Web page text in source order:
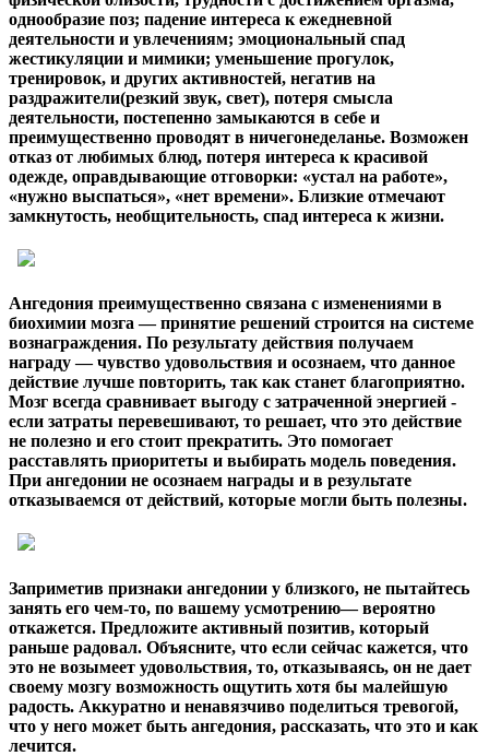
однообразие поз; падение интереса к ежедневной
деятельности и увлечениям; эмоциональный спад
жестикуляции и мимики; уменьшение прогулок,
тренировок, и других активностей, негатив на
раздражители(резкий звук, свет), потеря смысла
деятельности, постепенно замыкаются в себе и
преимущественно проводят в ничегонеделанье. Возможен
отказ от любимых блюд, потеря интереса к красивой
одежде, оправдывающие отговорки: «устал на работе»,
«нужно выспаться», «нет времени». Близкие отмечают
замкнутость, необщительность, спад интереса к жизни.
Ангедония преимущественно связана с изменениями в
биохимии мозга — принятие решений строится на системе
вознаграждения. По результату действия получаем
награду — чувство удовольствия и осознаем, что данное
действие лучше повторить, так как станет благоприятно.
Мозг всегда сравнивает выгоду с затраченной энергией -
если затраты перевешивают, то решает, что это действие
не полезно и его стоит прекратить. Это помогает
расставлять приоритеты и выбирать модель поведения.
При ангедонии не осознаем награды и в результате
отказываемся от действий, которые могли быть полезны.
Заприметив признаки ангедонии у близкого, не пытайтесь
занять его чем-то, по вашему усмотрению— вероятно
откажется. Предложите активный позитив, который
раньше радовал. Объясните, что если сейчас кажется, что
это не возымеет удовольствия, то, отказываясь, он не дает
своему мозгу возможность ощутить хотя бы малейшую
радость. Аккуратно и ненавязчиво поделиться тревогой,
что у него может быть ангедония, рассказать, что это и как
лечится.